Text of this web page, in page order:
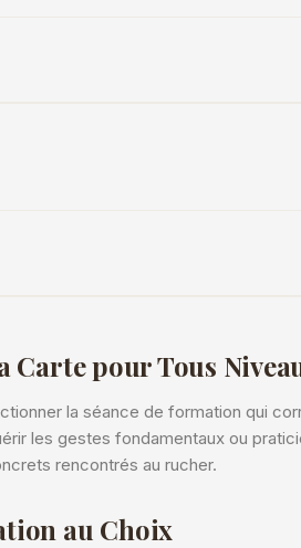
Carte pour Tous
la séance de formation qui
les gestes fondamentaux ou
rencontrés au rucher.
au Choix